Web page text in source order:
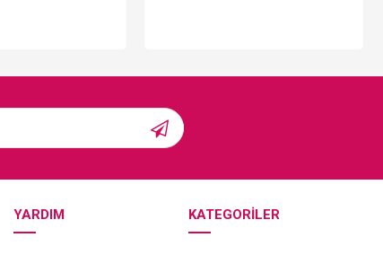
YARDIM KATEGORILER